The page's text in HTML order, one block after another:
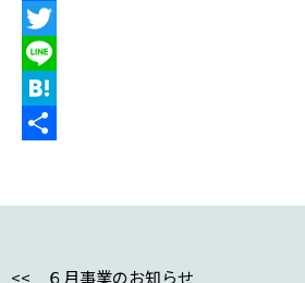
F
a
c
e
T
w
L
H
<< ６月事業のお知らせ